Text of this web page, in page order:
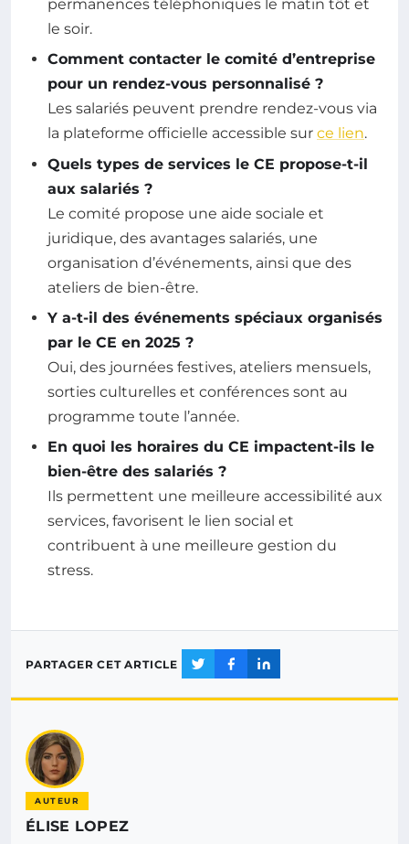
permanences téléphoniques le matin tôt et
le soir.
Comment contacter le comité d’entreprise
pour un rendez-vous personnalisé ?
Les salariés peuvent prendre rendez-vous via
la plateforme officielle accessible sur ce lien.
Quels types de services le CE propose-t-il
aux salariés ?
Le comité propose une aide sociale et
juridique, des avantages salariés, une
organisation d’événements, ainsi que des
ateliers de bien-être.
Y a-t-il des événements spéciaux organisés
par le CE en 2025 ?
Oui, des journées festives, ateliers mensuels,
sorties culturelles et conférences sont au
programme toute l’année.
En quoi les horaires du CE impactent-ils le
bien-être des salariés ?
Ils permettent une meilleure accessibilité aux
services, favorisent le lien social et
contribuent à une meilleure gestion du
stress.
PARTAGER CET ARTICLE
AUTEUR
ÉLISE LOPEZ